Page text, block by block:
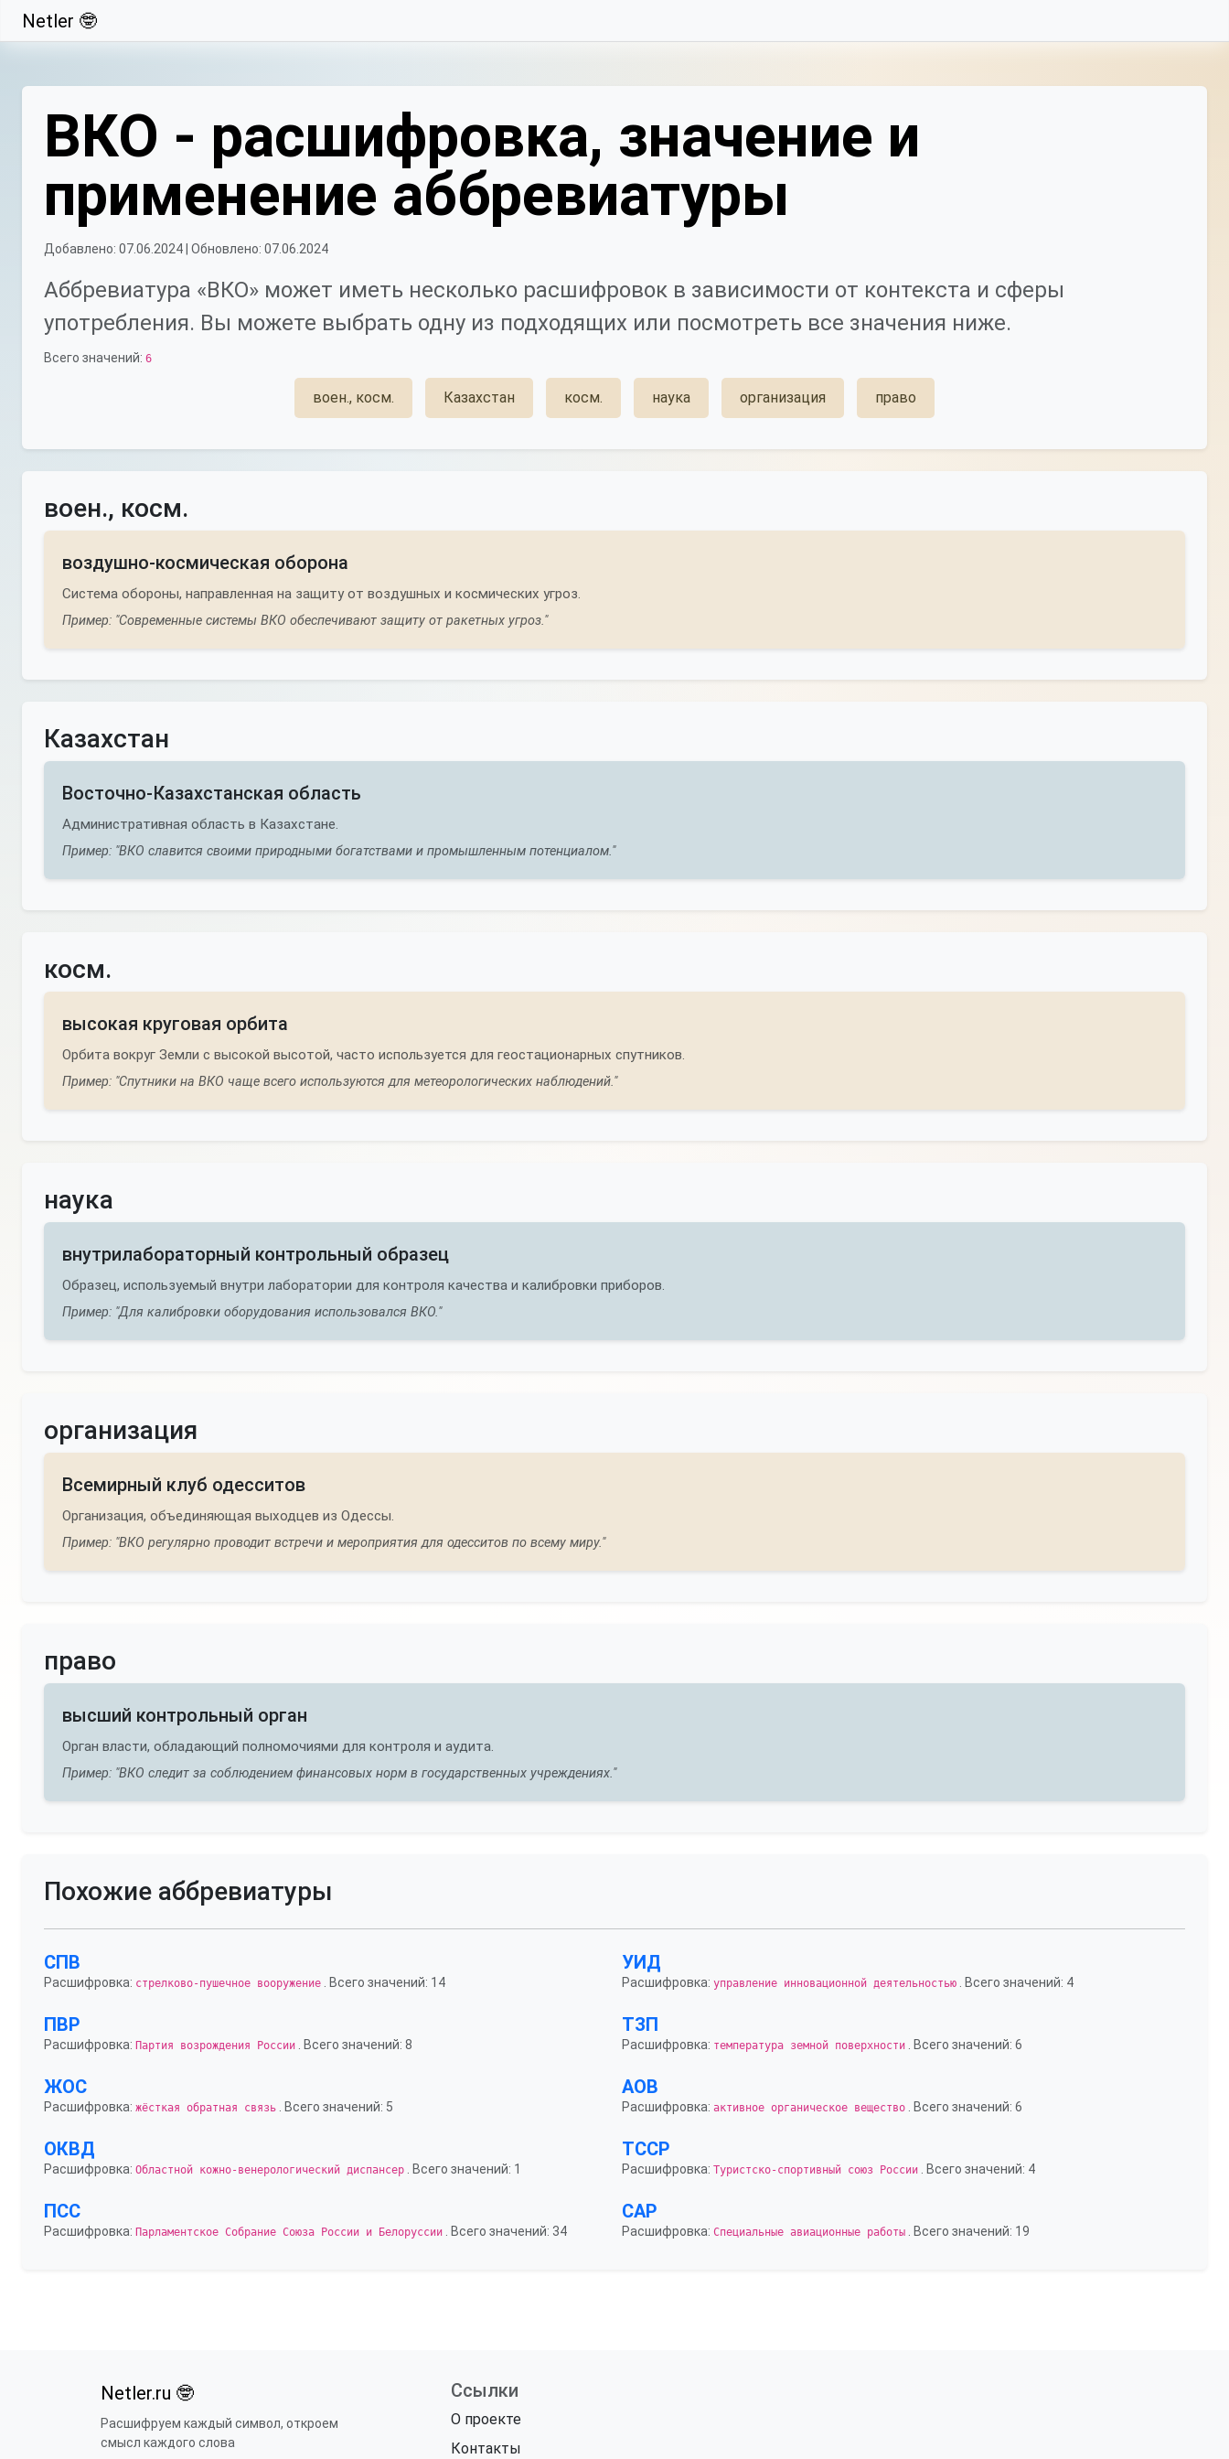
Свернуть
Netler 🤓
ВКО - расшифровка, значение и
применение аббревиатуры
Добавлено: 07.06.2024 | Обновлено: 07.06.2024
Аббревиатура «ВКО» может иметь несколько расшифровок в зависимости от контекста и сферы
употребления. Вы можете выбрать одну из подходящих или посмотреть все значения ниже.
Всего значений: 6
воен., косм. Казахстан косм. наука организация право
воен., косм.
воздушно-космическая оборона
Система обороны, направленная на защиту от воздушных и космических угроз.
Пример: "Современные системы ВКО обеспечивают защиту от ракетных угроз."
Казахстан
Восточно-Казахстанская область
Административная область в Казахстане.
Пример: "ВКО славится своими природными богатствами и промышленным потенциалом."
косм.
высокая круговая орбита
Орбита вокруг Земли с высокой высотой, часто используется для геостационарных спутников.
Пример: "Спутники на ВКО чаще всего используются для метеорологических наблюдений."
наука
внутрилабораторный контрольный образец
Образец, используемый внутри лаборатории для контроля качества и калибровки приборов.
Пример: "Для калибровки оборудования использовался ВКО."
организация
Всемирный клуб одесситов
Организация, объединяющая выходцев из Одессы.
Пример: "ВКО регулярно проводит встречи и мероприятия для одесситов по всему миру."
право
высший контрольный орган
Орган власти, обладающий полномочиями для контроля и аудита.
Пример: "ВКО следит за соблюдением финансовых норм в государственных учреждениях."
Похожие аббревиатуры
СПВ
Расшифровка: стрелково-пушечное вооружение . Всего значений: 14
УИД
Расшифровка: управление инновационной деятельностью . Всего значений: 4
ПВР
Расшифровка: Партия возрождения России . Всего значений: 8
ТЗП
Расшифровка: температура земной поверхности . Всего значений: 6
ЖОС
Расшифровка: жёсткая обратная связь . Всего значений: 5
АОВ
Расшифровка: активное органическое вещество . Всего значений: 6
ОКВД
Расшифровка: Областной кожно-венерологический диспансер . Всего значений: 1
ТССР
Расшифровка: Туристско-спортивный союз России . Всего значений: 4
ПСС
Расшифровка: Парламентское Собрание Союза России и Белоруссии . Всего значений: 34
САР
Расшифровка: Специальные авиационные работы . Всего значений: 19
Netler.ru 🤓
Расшифруем каждый символ, откроем
смысл каждого слова
Ссылки
О проекте
Контакты